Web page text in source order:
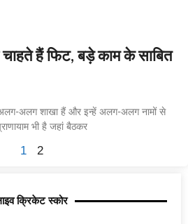
चाहते हैं फिट, बड़े काम के साबित
अलग-अलग शाखा हैं और इन्हें अलग-अलग नामों से
भी है जहां बैठकर
1 2
क्रिकेट स्कोर